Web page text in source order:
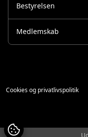
Bestyrelsen
Medlemskab
Cookies og privatlivspolitik